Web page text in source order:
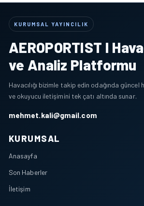
KURUMSAL YAYINCILIK
AEROPORTIST I
ve Analiz Platformu
Havacılığı bizimle takip edin odağında
ve okuyucu iletişimini tek çatı altında sunar.
mehmet.kali@gmail.com
KURUMSAL
Anasayfa
Son Haberler
İletişim